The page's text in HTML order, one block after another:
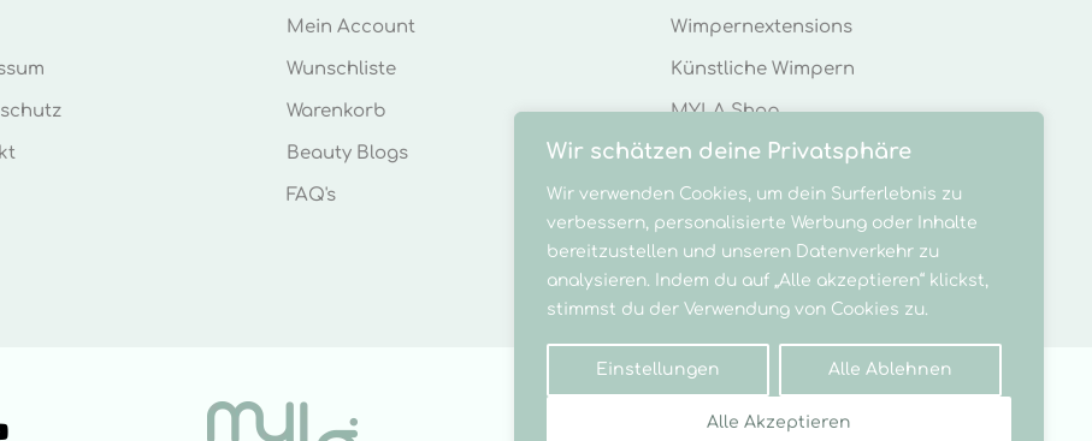
Wir schätzen deine Privatsphäre
Wir verwenden Cookies, um dein Surferlebnis zu
verbessern, personalisierte Werbung oder Inhalte
bereitzustellen und unseren Datenverkehr zu
analysieren. Indem du auf „Alle akzeptieren“ klickst,
stimmst du der Verwendung von Cookies zu.
Einstellungen Alle Ablehnen
Alle Akzeptieren
Mein Account
Wunschliste
Warenkorb
Beauty Blogs
FAQ's
Wimpernextensions
Künstliche Wimpern
MYLA Shop
Versand